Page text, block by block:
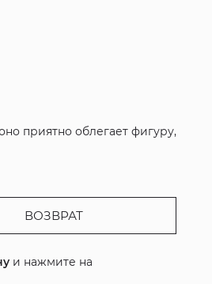
приятно облегает фигуру,
ВОЗВРАТ
и нажмите на